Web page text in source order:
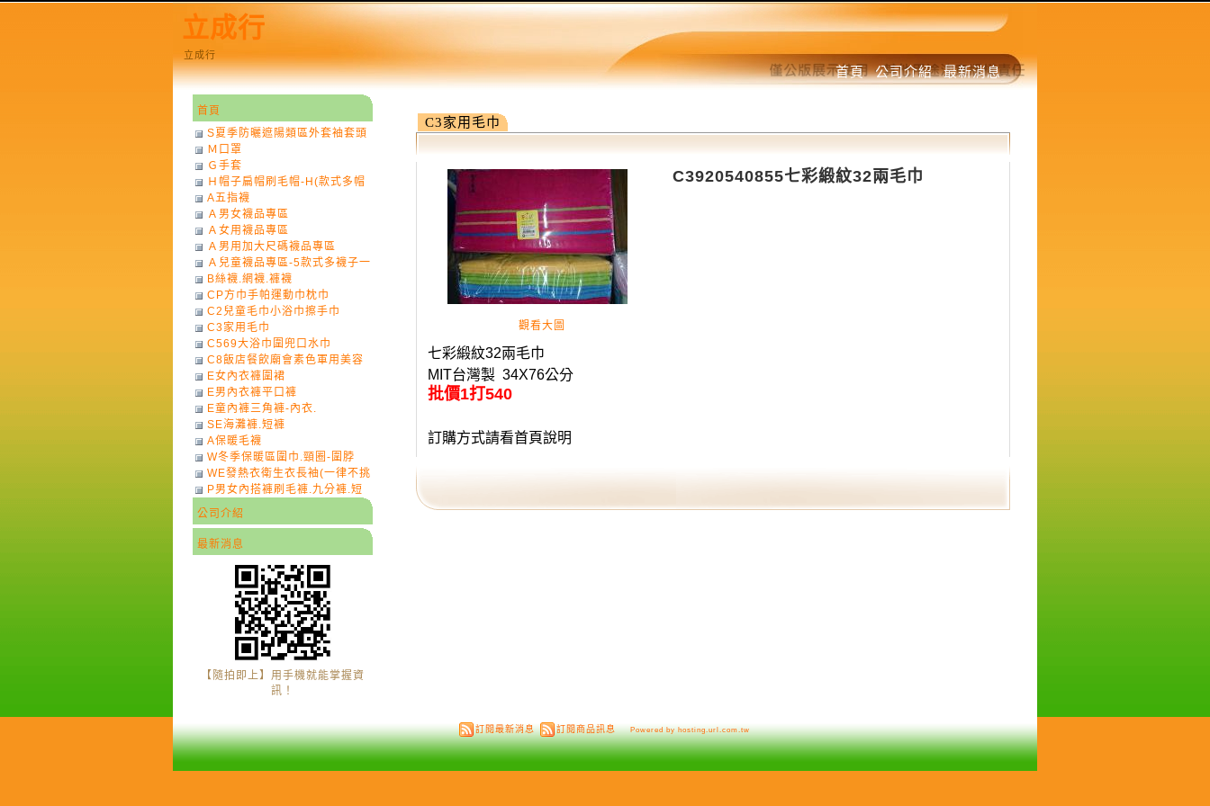
立成行
立成行
首頁 公司介紹 最新消息
C3家用毛巾
觀看大圖
C3920540855七彩緞紋32兩毛巾
七彩緞紋32兩毛巾
MIT台灣製 34X76公分
批價1打540
訂購方式請看首頁說明
首頁
S夏季防曬遮陽類區外套袖套頭
巾
Ｍ口罩
Ｇ手套
Ｈ帽子扁帽刷毛帽-H(款式多帽
子一律不挑色)
A五指襪
Ａ男女襪品專區
Ａ女用襪品專區
Ａ男用加大尺碼襪品專區
Ａ兒童襪品專區-5款式多襪子一
律不挑款式花色)
B絲襪.網襪.褲襪
CP方巾手帕運動巾枕巾
C2兒童毛巾小浴巾擦手巾
C3家用毛巾
C569大浴巾圍兜口水巾
C8飯店餐飲廟會素色軍用美容
巾
E女內衣褲圍裙
E男內衣褲平口褲
E童內褲三角褲-內衣.
SE海灘褲.短褲
A保暖毛襪
W冬季保暖區圍巾.頸圈-圍脖
WE發熱衣衛生衣長袖(一律不挑
色)-7
P男女內搭褲刷毛褲.九分褲.短
褲
公司介紹
最新消息
【隨拍即上】用手機就能掌握資
訊！
訂閱最新消息 訂閱商品訊息 Powered by hosting.url.com.tw